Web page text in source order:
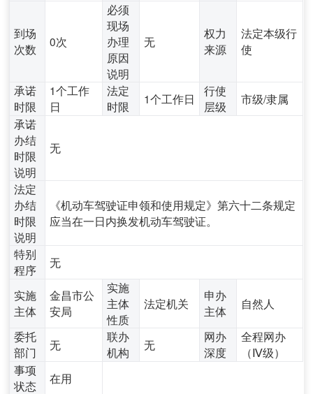
到场
次数
0次
必须
现场
办理
原因
说明
无
权力
来源
法定本级行
使
承诺
时限
1个工作
日
法定
时限
1个工作日
行使
层级
市级/隶属
承诺
办结
时限
说明
无
法定
办结
时限
说明
《机动车驾驶证申领和使用规定》第六十二条规定
应当在一日内换发机动车驾驶证。
特别
程序
无
实施
主体
金昌市公
安局
实施
主体
性质
法定机关
申办
主体
自然人
委托
部门
无
联办
机构
无
网办
深度
全程网办
（Ⅳ级）
事项
状态
在用